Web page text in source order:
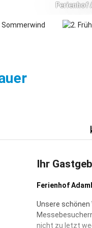
Ferienhof
Dorfen
Ihr
Ferienhof
Unsere
nicht zu letzt